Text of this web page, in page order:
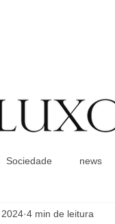
Sociedade news
4 min de leitura